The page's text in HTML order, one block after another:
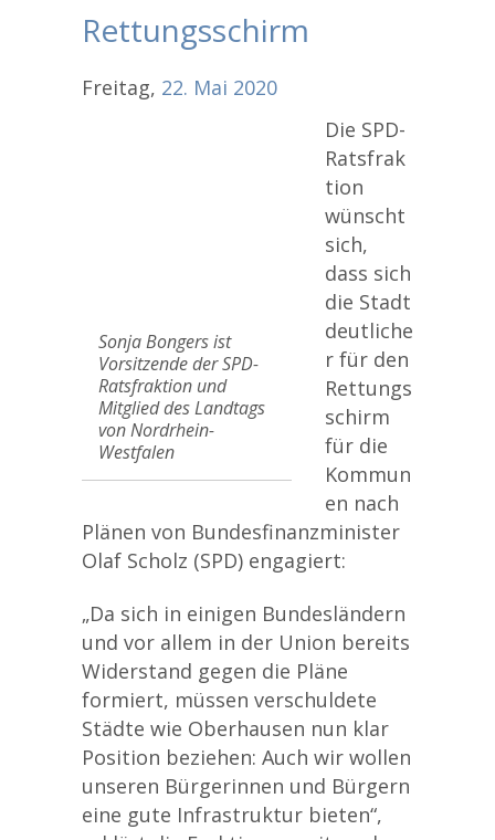
Rettungsschirm
Freitag, 22. Mai 2020
Sonja Bongers ist
Vorsitzende der SPD-
Ratsfraktion und
Mitglied des Landtags
von Nordrhein-
Westfalen
Die SPD-
Ratsfrak
tion
wünscht
sich,
dass sich
die Stadt
deutliche
r für den
Rettungs
schirm
für die
Kommun
en nach
Plänen von Bundesfinanzminister
Olaf Scholz (SPD) engagiert:
„Da sich in einigen Bundesländern
und vor allem in der Union bereits
Widerstand gegen die Pläne
formiert, müssen verschuldete
Städte wie Oberhausen nun klar
Position beziehen: Auch wir wollen
unseren Bürgerinnen und Bürgern
eine gute Infrastruktur bieten“,